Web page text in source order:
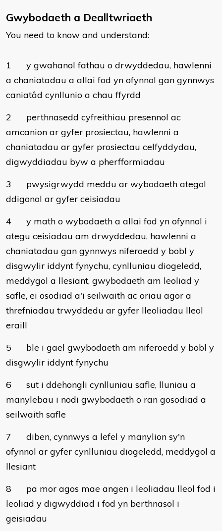
Gwybodaeth a Dealltwriaeth
You need to know and understand:
1
y gwahanol fathau o drwyddedau, hawlenni
a chaniatadau a allai fod yn ofynnol gan gynnwys
caniatâd cynllunio a chau ffyrdd
2
perthnasedd cyfreithiau presennol ac
amcanion ar gyfer prosiectau, hawlenni a
chaniatadau ar gyfer prosiectau celfyddydau,
digwyddiadau byw a pherfformiadau
3
pwysigrwydd meddu ar wybodaeth ategol
ddigonol ar gyfer ceisiadau
4
y math o wybodaeth a allai fod yn ofynnol i
ategu ceisiadau am drwyddedau, hawlenni a
chaniatadau gan gynnwys niferoedd y bobl y
disgwylir iddynt fynychu, cynlluniau diogeledd,
meddygol a llesiant, gwybodaeth am leoliad y
safle, ei osodiad a'i seilwaith ac oriau agor a
threfniadau trwyddedu ar gyfer lleoliadau lleol
eraill
5
ble i gael gwybodaeth am niferoedd y bobl y
disgwylir iddynt fynychu
6
sut i ddehongli cynlluniau safle, lluniau a
manylebau i nodi gwybodaeth o ran gosodiad a
seilwaith safle
7
diben, cynnwys a lefel y manylion sy'n
ofynnol ar gyfer cynlluniau diogeledd, meddygol a
llesiant
8
pa mor agos mae angen i leoliadau lleol fod i
leoliad y digwyddiad i fod yn berthnasol i
geisiadau